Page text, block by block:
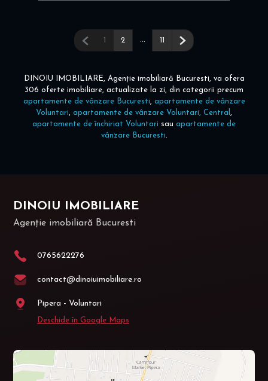
Pagina anterioară
1 2 ... 11 Pagina următoare
DINOIU IMOBILIARE, Agenție imobiliară Bucuresti, va ofera
306 oferte imobiliare, actualizate la zi, din categorii precum
apartamente de vânzare Bucuresti, apartamente de vânzare
Voluntari, apartamente de vânzare Voluntari, Central ,
apartamente de închiriat Voluntari sau apartamente de
vânzare Bucuresti.
DINOIU IMOBILIARE
Agenție imobiliară Bucuresti
0765622276
contact@dinoiuimobiliare.ro
Pipera - Voluntari
Deschide în Google Maps